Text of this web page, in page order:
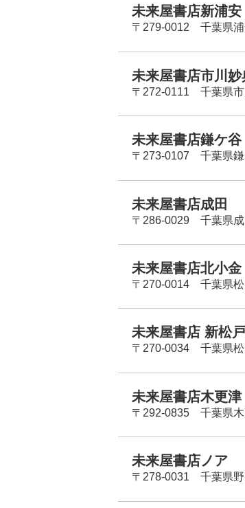
未来屋書店新浦安
〒279-0012 千葉県浦
未来屋書店市川妙
〒272-0111 千葉県市
未来屋書店鎌ケ谷
〒273-0107 千葉県鎌
未来屋書店成田
〒286-0029 千葉県成
未来屋書店北小金
〒270-0014 千葉県松
未来屋書店 新松戸
〒270-0034 千葉県松
未来屋書店木更津
〒292-0835 千葉県木
未来屋書店ノア
〒278-0031 千葉県野